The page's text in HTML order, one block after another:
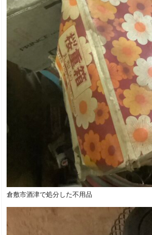
倉敷市酒津で処分した不用品